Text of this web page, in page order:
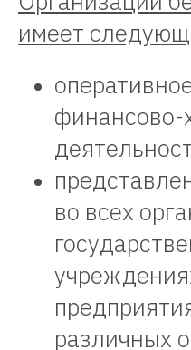
имеет
финансово-
во всех
различных